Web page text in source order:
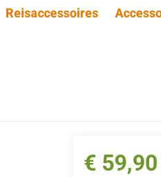
Reisaccessoires
€ 59,90